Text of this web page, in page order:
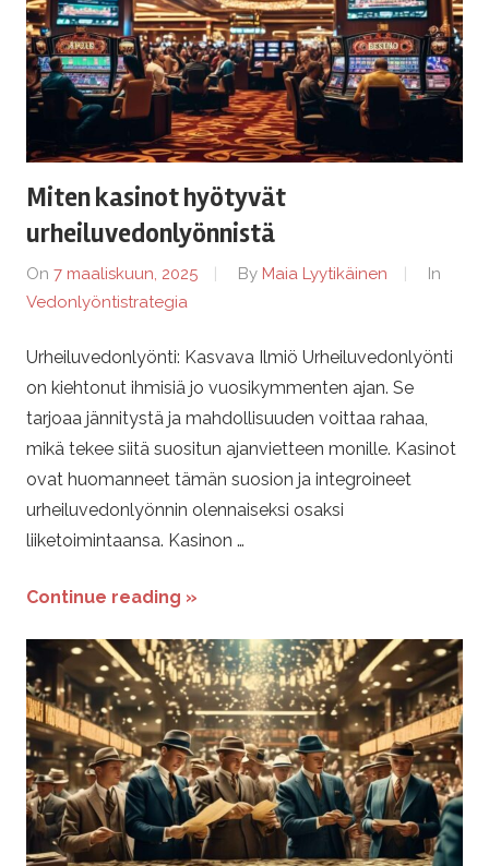
Miten kasinot hyötyvät
urheiluvedonlyönnistä
On 7 maaliskuun, 2025 By Maia Lyytikäinen
In
Vedonlyöntistrategia
Urheiluvedonlyönti: Kasvava Ilmiö Urheiluvedonlyönti
on kiehtonut ihmisiä jo vuosikymmenten ajan. Se
tarjoaa jännitystä ja mahdollisuuden voittaa rahaa,
mikä tekee siitä suositun ajanvietteen monille. Kasinot
ovat huomanneet tämän suosion ja integroineet
urheiluvedonlyönnin olennaiseksi osaksi
liiketoimintaansa. Kasinon …
Continue reading »